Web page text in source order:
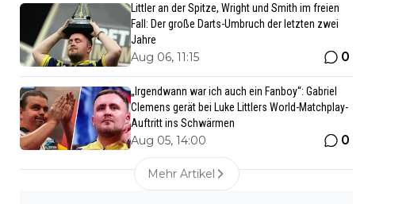
Littler an der Spitze, Wright und Smith im freien
Fall: Der große Darts-Umbruch der letzten zwei
Jahre
Aug 06, 11:15 0
„Irgendwann war ich auch ein Fanboy“: Gabriel
Clemens gerät bei Luke Littlers World-Matchplay-
Auftritt ins Schwärmen
Aug 05, 14:00 0
Mehr Artikel